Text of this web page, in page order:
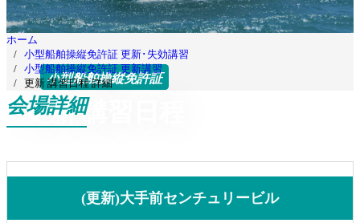
小型船舶操縦免許証
更新 講習日程
ホーム
小型船舶操縦免許証 更新･失効講習
小型船舶操縦免許証 更新講習
更新 講習日程 詳細
会場詳細
(更新)大手前センチュリービル